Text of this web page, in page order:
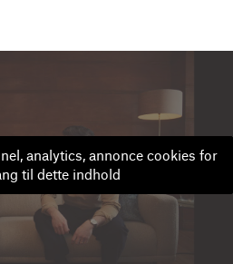
analytics, annonce cookies for
til dette indhold